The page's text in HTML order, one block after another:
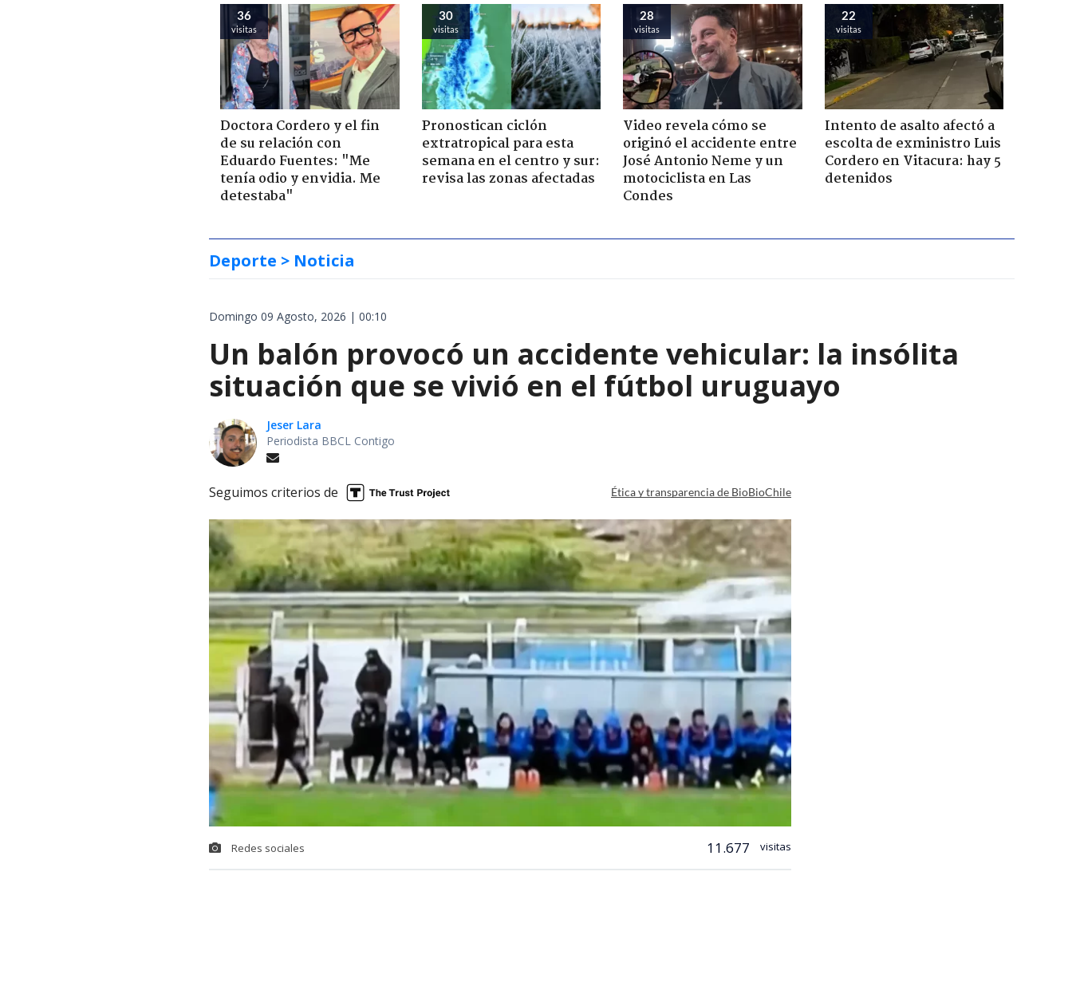
36
visitas
Doctora Cordero y el fin
de su relación con
Eduardo Fuentes: "Me
tenía odio y envidia. Me
detestaba"
30
visitas
Pronostican ciclón
extratropical para esta
semana en el centro y sur:
revisa las zonas afectadas
28
visitas
Video revela cómo se
originó el accidente entre
José Antonio Neme y un
motociclista en Las
Condes
22
visitas
Intento de asalto afectó a
escolta de exministro Luis
Cordero en Vitacura: hay 5
detenidos
Deporte > Noticia
Domingo 09 Agosto, 2026 | 00:10
Un balón provocó un accidente vehicular: la insólita
situación que se vivió en el fútbol uruguayo
Jeser Lara
Periodista BBCL Contigo
Seguimos criterios de Ética y transparencia de BioBioChile
Redes sociales 11.677 visitas